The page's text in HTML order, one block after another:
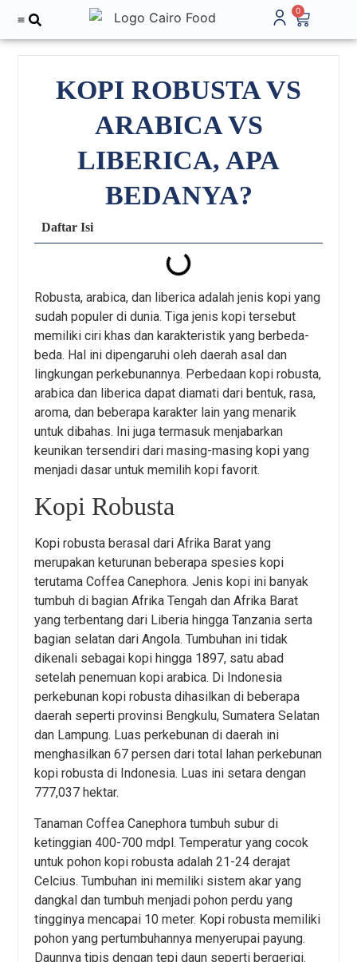
0
KOPI ROBUSTA VS
ARABICA VS
LIBERICA, APA
BEDANYA?
Daftar Isi
Robusta, arabica, dan liberica adalah jenis kopi yang
sudah populer di dunia. Tiga jenis kopi tersebut
memiliki ciri khas dan karakteristik yang berbeda-
beda. Hal ini dipengaruhi oleh daerah asal dan
lingkungan perkebunannya. Perbedaan kopi robusta,
arabica dan liberica dapat diamati dari bentuk, rasa,
aroma, dan beberapa karakter lain yang menarik
untuk dibahas. Ini juga termasuk menjabarkan
keunikan tersendiri dari masing-masing kopi yang
menjadi dasar untuk memilih kopi favorit.
Kopi Robusta
Kopi robusta berasal dari Afrika Barat yang
merupakan keturunan beberapa spesies kopi
terutama Coffea Canephora. Jenis kopi ini banyak
tumbuh di bagian Afrika Tengah dan Afrika Barat
yang terbentang dari Liberia hingga Tanzania serta
bagian selatan dari Angola. Tumbuhan ini tidak
dikenali sebagai kopi hingga 1897, satu abad
setelah penemuan kopi arabica. Di Indonesia
perkebunan kopi robusta dihasilkan di beberapa
daerah seperti provinsi Bengkulu, Sumatera Selatan
dan Lampung. Luas perkebunan di daerah ini
menghasilkan 67 persen dari total lahan perkebunan
kopi robusta di Indonesia. Luas ini setara dengan
777,037 hektar.
Tanaman Coffea Canephora tumbuh subur di
ketinggian 400-700 mdpl. Temperatur yang cocok
untuk pohon kopi robusta adalah 21-24 derajat
Celcius. Tumbuhan ini memiliki sistem akar yang
dangkal dan tumbuh menjadi pohon perdu yang
tingginya mencapai 10 meter. Kopi robusta memiliki
pohon yang pertumbuhannya menyerupai payung.
Daunnya tipis dengan tepi daun seperti bergerigi.